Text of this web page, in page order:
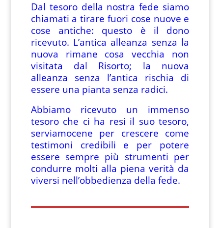
Dal tesoro della nostra fede siamo
chiamati a tirare fuori cose nuove e
cose antiche: questo è il dono
ricevuto. L’antica alleanza senza la
nuova rimane cosa vecchia non
visitata dal Risorto; la nuova
alleanza senza l’antica rischia di
essere una pianta senza radici.
Abbiamo ricevuto un immenso
tesoro che ci ha resi il suo tesoro,
serviamocene per crescere come
testimoni credibili e per potere
essere sempre più strumenti per
condurre molti alla piena verità da
viversi nell’obbedienza della fede.